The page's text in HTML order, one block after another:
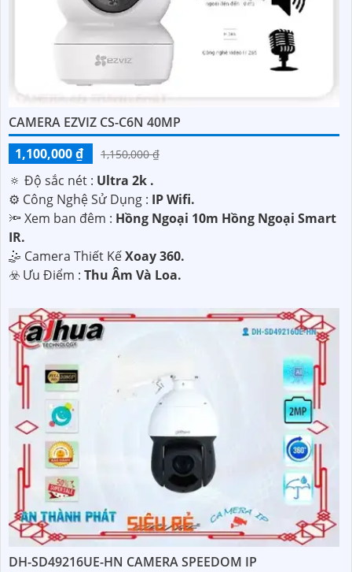
CAMERA EZVIZ CS-C6N 40MP
1,100,000 ₫
1,150,000 ₫
🔅 Độ sắc nét : Ultra 2k .
⚙ Công Nghệ Sử Dụng : IP Wifi.
🔦 Xem ban đêm : Hồng Ngoại 10m Hồng Ngoại Smart
IR.
🤹 Camera Thiết KếXoay 360.
️☣️ Ưu Điểm : Thu Âm Và Loa.
DH-SD49216UE-HN CAMERA SPEEDOM IP